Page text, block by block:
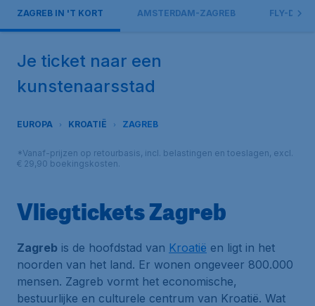
ZAGREB IN 'T KORT AMSTERDAM-ZAGREB FLY-DRIVE
Je ticket naar een
kunstenaarsstad
EUROPA KROATIË ZAGREB
*Vanaf-prijzen op retourbasis, incl. belastingen en toeslagen, excl.
€ 29,90 boekingskosten.
Vliegtickets Zagreb
Zagreb is de hoofdstad van Kroatië en ligt in het
noorden van het land. Er wonen ongeveer 800.000
mensen. Zagreb vormt het economische,
bestuurlijke en culturele centrum van Kroatië. Wat